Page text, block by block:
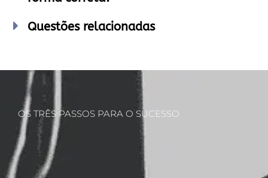
Questões relacionadas
OS TRÊS PASSOS PARA O SUCESSO